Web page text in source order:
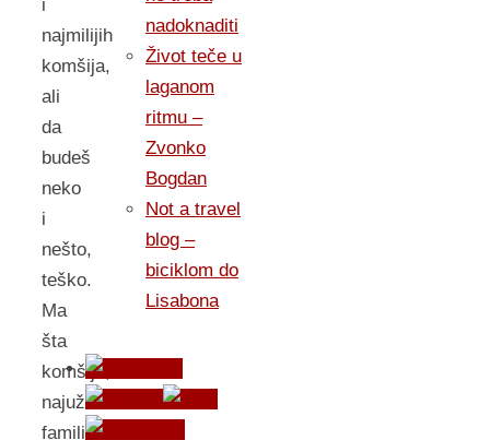
i
najmilijih
komšija,
ali
da
budeš
neko
i
nešto,
teško.
Ma
šta
komšije,
najuža
familija
nadoknaditi
Život teče u
laganom
ritmu –
Zvonko
Bogdan
Not a travel
blog –
biciklom do
Lisabona